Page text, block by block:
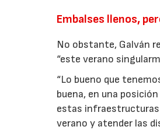
Embalses llenos,
No obstante, Galván
“este verano
“Lo bueno que
buena, en una
estas infraestructuras
verano y atender las